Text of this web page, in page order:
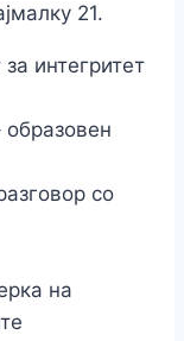
21.
интегритет
со
на